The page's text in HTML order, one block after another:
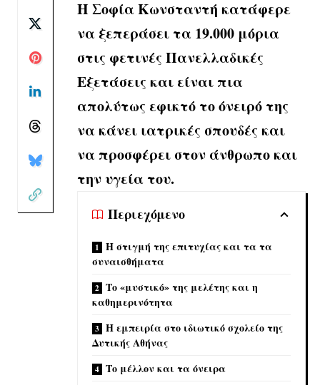
Η Σοφία Κωνσταντή κατάφερε
να ξεπεράσει τα 19.000 μόρια
στις φετινές Πανελλαδικές
Εξετάσεις και είναι πια
απολύτως εφικτό το όνειρό της
να κάνει ιατρικές σπουδές και
να προσφέρει στον άνθρωπο και
την υγεία του.
Περιεχόμενο
Η στιγμή της επιτυχίας και τα τα
συναισθήματα
Το «μυστικό» της μελέτης και η
καθημερινότητα
Η εμπειρία στο ιδιωτικό σχολείο της
Δυτικής Αθήνας
Το μέλλον και τα όνειρα